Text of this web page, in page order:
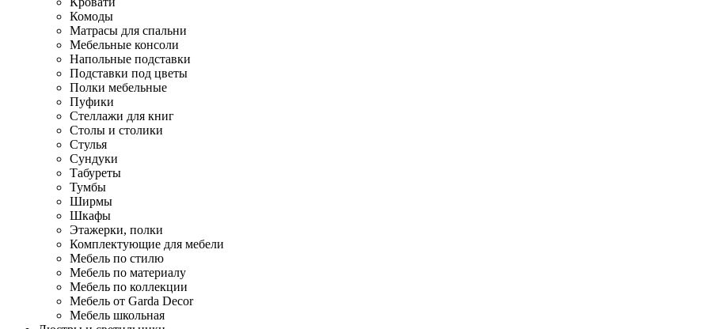
Комоды
Матрасы для спальни
Мебельные консоли
Напольные подставки
Подставки под цветы
Полки мебельные
Пуфики
Стеллажи для книг
Столы и столики
Стулья
Сундуки
Табуреты
Тумбы
Ширмы
Шкафы
Этажерки, полки
Комплектующие для мебели
Мебель по стилю
Мебель по материалу
Мебель по коллекции
Мебель от Garda Decor
Мебель школьная